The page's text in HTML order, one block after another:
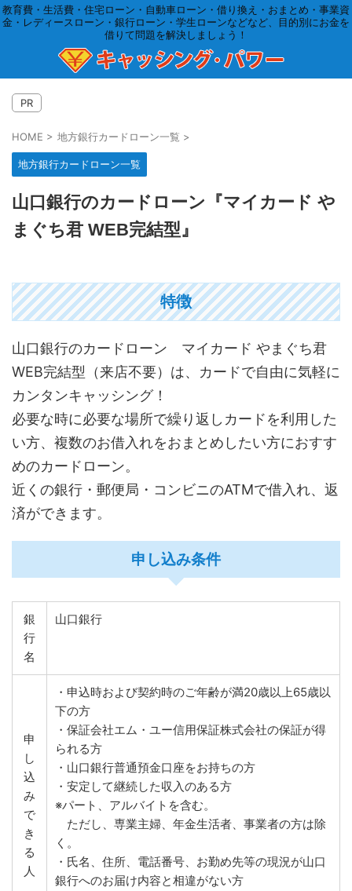
教育費・生活費・住宅ローン・自動車ローン・借り換え・おまとめ・事業資
金・レディースローン・銀行ローン・学生ローンなどなど、目的別にお金を
借りて問題を解決しましょう！
PR
HOME > 地方銀行カードローン一覧 >
地方銀行カードローン一覧
山口銀行のカードローン『マイカード や
まぐち君 WEB完結型』
特徴
山口銀行のカードローン マイカード やまぐち君
WEB完結型（来店不要）は、カードで自由に気軽に
カンタンキャッシング！
必要な時に必要な場所で繰り返しカードを利用した
い方、複数のお借入れをおまとめしたい方におすす
めのカードローン。
近くの銀行・郵便局・コンビニのATMで借入れ、返
済ができます。
申し込み条件
銀
行
名
山口銀行
申
し
込
み
で
き
る
人
・申込時および契約時のご年齢が満20歳以上65歳以
下の方
・保証会社エム・ユー信用保証株式会社の保証が得
られる方
・山口銀行普通預金口座をお持ちの方
・安定して継続した収入のある方
※パート、アルバイトを含む。
ただし、専業主婦、年金生活者、事業者の方は除
く。
・氏名、住所、電話番号、お勤め先等の現況が山口
銀行へのお届け内容と相違がない方